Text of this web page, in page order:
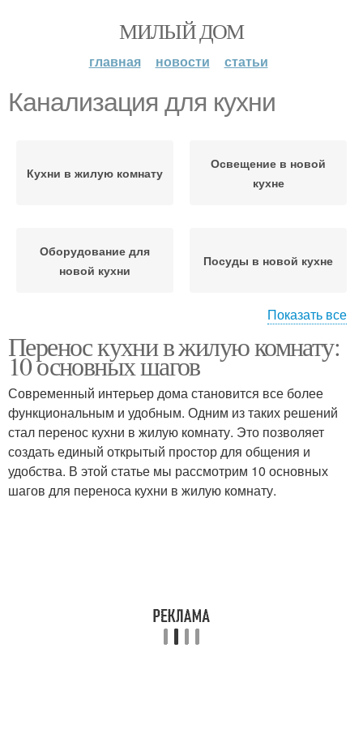
МИЛЫЙ ДОМ
главная новости статьи
Канализация для кухни
Кухни в жилую комнату
Освещение в новой
кухне
Оборудование для
новой кухни
Посуды в новой кухне
Новая кухня Зоны на кухне
Комната для кухни
Электропитание для
кухни
Показать все
Перенос кухни в жилую комнату:
10 основных шагов
Современный интерьер дома становится все более
функциональным и удобным. Одним из таких решений
стал перенос кухни в жилую комнату. Это позволяет
создать единый открытый простор для общения и
удобства. В этой статье мы рассмотрим 10 основных
шагов для переноса кухни в жилую комнату.